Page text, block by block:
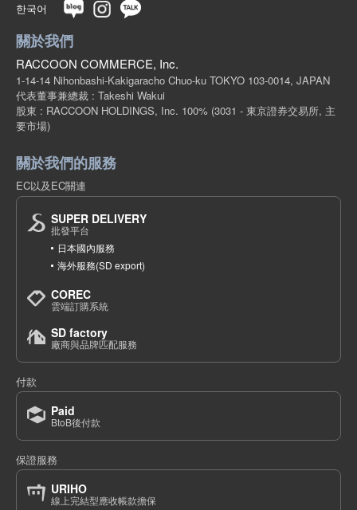
한국어
關於我們
RACCOON COMMERCE, Inc.
1-14-14 Nihonbashi-Kakigaracho Chuo-ku TOKYO 103-0014, JAPAN
代表董事兼總裁 : Takeshi Wakui
股東 : RACCOON HOLDINGS, Inc. 100% (3031 - 東京證券交易所, 主
要市場)
關於我們的服務
EC以及EC關連
SUPER DELIVERY
批發平台
日本國內服務
海外服務(SD export)
COREC
雲端訂購系統
SD factory
廠商與品牌匹配服務
付款
Paid
BtoB後付款
保證服務
URIHO
線上完結型應收帳款擔保